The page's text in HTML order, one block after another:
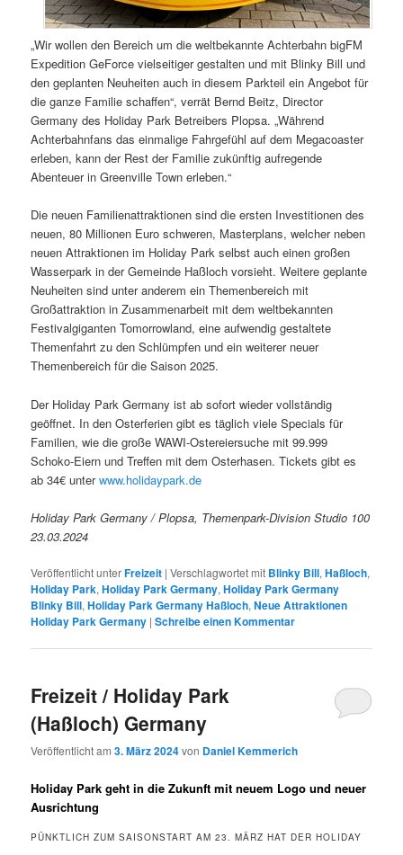
„Wir wollen den Bereich um die weltbekannte Achterbahn bigFM
Expedition GeForce vielseitiger gestalten und mit Blinky Bill und
den geplanten Neuheiten auch in diesem Parkteil ein Angebot für
die ganze Familie schaffen“, verrät Bernd Beitz, Director
Germany des Holiday Park Betreibers Plopsa. „Während
Achterbahnfans das einmalige Fahrgefühl auf dem Megacoaster
erleben, kann der Rest der Familie zukünftig aufregende
Abenteuer in Greenville Town erleben.“
Die neuen Familienattraktionen sind die ersten Investitionen des
neuen, 80 Millionen Euro schweren, Masterplans, welcher neben
neuen Attraktionen im Holiday Park selbst auch einen großen
Wasserpark in der Gemeinde Haßloch vorsieht. Weitere geplante
Neuheiten sind unter anderem ein Themenbereich mit
Großattraktion in Zusammenarbeit mit dem weltbekannten
Festivalgiganten Tomorrowland, eine aufwendig gestaltete
Themenfahrt zu den Schlümpfen und ein weiterer neuer
Themenbereich für die Saison 2025.
Der Holiday Park Germany ist ab sofort wieder vollständig
geöffnet. In den Osterferien gibt es täglich viele Specials für
Familien, wie die große WAWI-Ostereiersuche mit 99.999
Schoko-Eiern und Treffen mit dem Osterhasen. Tickets gibt es
ab 34€ unterwww.holidaypark.de
Holiday Park Germany / Plopsa, Themenpark-Division Studio 100
23.03.2024
Veröffentlicht unterFreizeit |Verschlagwortet mit Blinky Bill,Haßloch,
Holiday Park,Holiday Park Germany,Holiday Park Germany
Blinky Bill,Holiday Park Germany Haßloch,Neue Attraktionen
Holiday Park Germany |Schreibe einen Kommentar
Freizeit / Holiday Park
(Haßloch) Germany
Veröffentlicht am3. März 2024von Daniel Kemmerich
Holiday Park geht in die Zukunft mit neuem Logo und neuer
Ausrichtung
PÜNKTLICH ZUM SAISONSTART AM 23. MÄRZ HAT DER HOLIDAY